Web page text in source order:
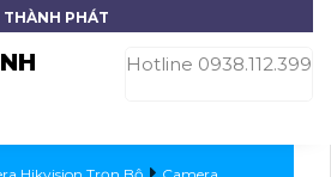
THÀNH PHÁT
Hotline 0938.112.399